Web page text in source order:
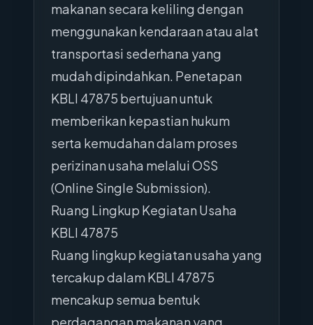
makanan secara keliling dengan
menggunakan kendaraan atau alat
transportasi sederhana yang
mudah dipindahkan. Penetapan
KBLI 47875 bertujuan untuk
memberikan kepastian hukum
serta kemudahan dalam proses
perizinan usaha melalui OSS
(Online Single Submission).
Ruang Lingkup Kegiatan Usaha
KBLI 47875
Ruang lingkup kegiatan usaha yang
tercakup dalam KBLI 47875
mencakup semua bentuk